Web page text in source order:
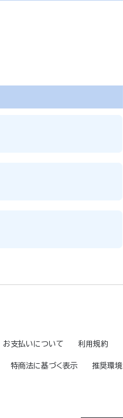
お支払いについて 利用規約
特商法に基づく表示 推奨環境